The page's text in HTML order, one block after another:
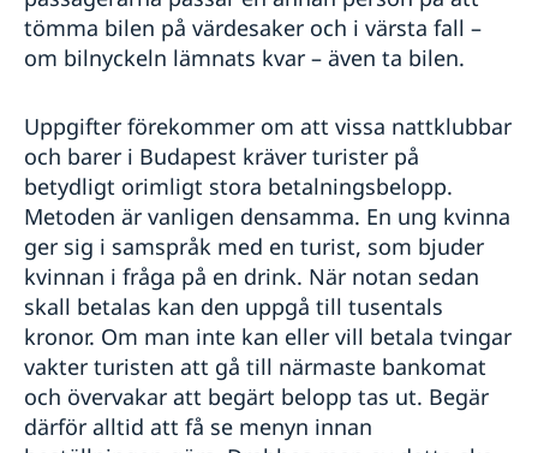
tömma bilen på värdesaker och i värsta fall –
om bilnyckeln lämnats kvar – även ta bilen.
Uppgifter förekommer om att vissa nattklubbar
och barer i Budapest kräver turister på
betydligt orimligt stora betalningsbelopp.
Metoden är vanligen densamma. En ung kvinna
ger sig i samspråk med en turist, som bjuder
kvinnan i fråga på en drink. När notan sedan
skall betalas kan den uppgå till tusentals
kronor. Om man inte kan eller vill betala tvingar
vakter turisten att gå till närmaste bankomat
och övervakar att begärt belopp tas ut. Begär
därför alltid att få se menyn innan